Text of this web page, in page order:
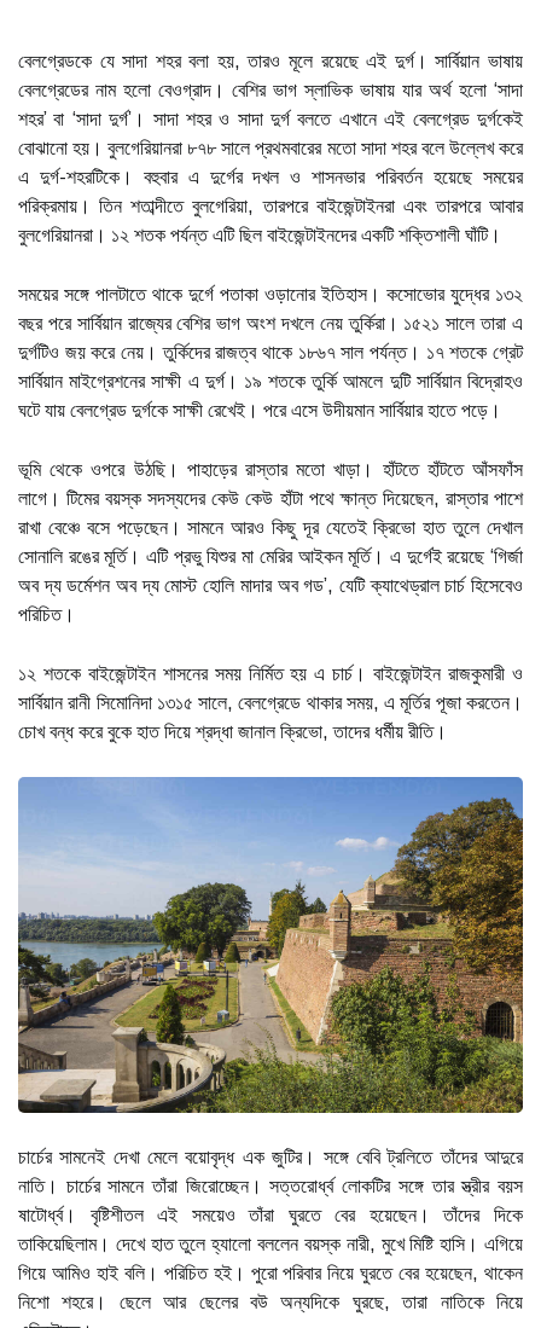
বেলগ্রেডকে যে সাদা শহর বলা হয়, তারও মূলে রয়েছে এই দুর্গ। সার্বিয়ান ভাষায়
বেলগ্রেডের নাম হলো বেওগ্রাদ। বেশির ভাগ স্লাভিক ভাষায় যার অর্থ হলো ‘সাদা
শহর’ বা ‘সাদা দুর্গ’। সাদা শহর ও সাদা দুর্গ বলতে এখানে এই বেলগ্রেড দুর্গকেই
বোঝানো হয়। বুলগেরিয়ানরা ৮৭৮ সালে প্রথমবারের মতো সাদা শহর বলে উল্লেখ করে
এ দুর্গ-শহরটিকে। বহুবার এ দুর্গের দখল ও শাসনভার পরিবর্তন হয়েছে সময়ের
পরিক্রমায়। তিন শতাব্দীতে বুলগেরিয়া, তারপরে বাইজেন্টাইনরা এবং তারপরে আবার
বুলগেরিয়ানরা। ১২ শতক পর্যন্ত এটি ছিল বাইজেন্টাইনদের একটি শক্তিশালী ঘাঁটি।
সময়ের সঙ্গে পালটাতে থাকে দুর্গে পতাকা ওড়ানোর ইতিহাস। কসোভোর যুদ্ধের ১৩২
বছর পরে সার্বিয়ান রাজ্যের বেশির ভাগ অংশ দখলে নেয় তুর্কিরা। ১৫২১ সালে তারা এ
দুর্গটিও জয় করে নেয়। তুর্কিদের রাজত্ব থাকে ১৮৬৭ সাল পর্যন্ত। ১৭ শতকে গ্রেট
সার্বিয়ান মাইগ্রেশনের সাক্ষী এ দুর্গ। ১৯ শতকে তুর্কি আমলে দুটি সার্বিয়ান বিদ্রোহও
ঘটে যায় বেলগ্রেড দুর্গকে সাক্ষী রেখেই। পরে এসে উদীয়মান সার্বিয়ার হাতে পড়ে।
ভূমি থেকে ওপরে উঠছি। পাহাড়ের রাস্তার মতো খাড়া। হাঁটতে হাঁটতে আঁসফাঁস
লাগে। টিমের বয়স্ক সদস্যদের কেউ কেউ হাঁটা পথে ক্ষান্ত দিয়েছেন, রাস্তার পাশে
রাখা বেঞ্চে বসে পড়েছেন। সামনে আরও কিছু দূর যেতেই ক্রিভো হাত তুলে দেখাল
সোনালি রঙের মূর্তি। এটি প্রভু যিশুর মা মেরির আইকন মূর্তি। এ দুর্গেই রয়েছে ‘গির্জা
অব দ্য ডর্মেশন অব দ্য মোস্ট হোলি মাদার অব গড’, যেটি ক্যাথেড্রাল চার্চ হিসেবেও
পরিচিত।
১২ শতকে বাইজেন্টাইন শাসনের সময় নির্মিত হয় এ চার্চ। বাইজেন্টাইন রাজকুমারী ও
সার্বিয়ান রানী সিমোনিদা ১৩১৫ সালে, বেলগ্রেডে থাকার সময়, এ মূর্তির পূজা করতেন।
চোখ বন্ধ করে বুকে হাত দিয়ে শ্রদ্ধা জানাল ক্রিভো, তাদের ধর্মীয় রীতি।
চার্চের সামনেই দেখা মেলে বয়োবৃদ্ধ এক জুটির। সঙ্গে বেবি ট্রলিতে তাঁদের আদুরে
নাতি। চার্চের সামনে তাঁরা জিরোচ্ছেন। সত্তরোর্ধ্ব লোকটির সঙ্গে তার স্ত্রীর বয়স
ষাটোর্ধ্ব। বৃষ্টিশীতল এই সময়েও তাঁরা ঘুরতে বের হয়েছেন। তাঁদের দিকে
তাকিয়েছিলাম। দেখে হাত তুলে হ্যালো বললেন বয়স্ক নারী, মুখে মিষ্টি হাসি। এগিয়ে
গিয়ে আমিও হাই বলি। পরিচিত হই। পুরো পরিবার নিয়ে ঘুরতে বের হয়েছেন, থাকেন
নিশো শহরে। ছেলে আর ছেলের বউ অন্যদিকে ঘুরছে, তারা নাতিকে নিয়ে